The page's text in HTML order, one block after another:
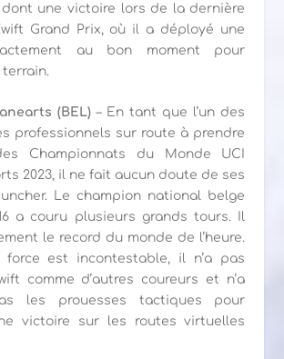
dont une victoire lors de la dernière
Grand Prix, où il a déployé une
au bon moment pour
terrain.
(BEL)– En tant que l’un des
professionnels sur route à prendre
Championnats du Monde UCI
2023, il ne fait aucun doute de ses
Le champion national belge
a couru plusieurs grands tours. Il
le record du monde de l’heure.
force est incontestable, il n’a pas
comme d’autres coureurs et n’a
les prouesses tactiques pour
victoire sur les routes virtuelles